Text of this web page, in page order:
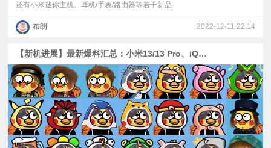
还有小米迷你主机、耳机/手表/路由器等若干新品
布朗 2022-12-11 22:14
【新机进展】最新爆料汇总：小米13/13 Pro、iQOO 11系列、Find N2 Flip、荣耀Magic5等现身